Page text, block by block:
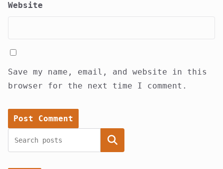
Website
Save my name, email, and website in this
browser for the next time I comment.
Search